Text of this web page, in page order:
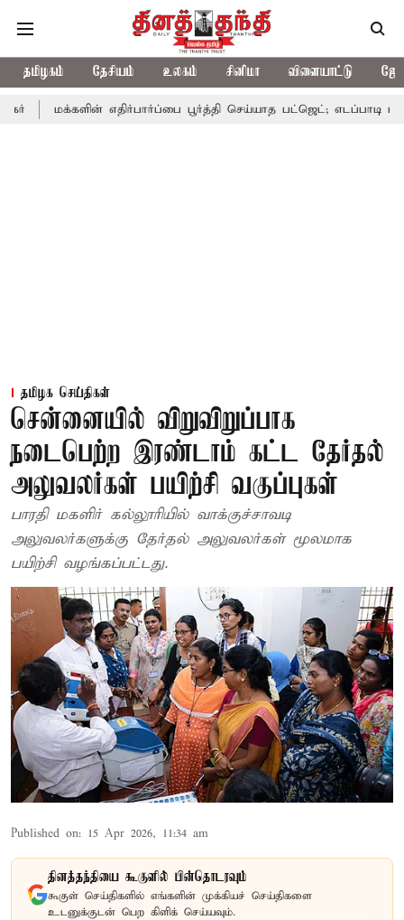
தமிழகம் தேசியம் உலகம் சினிமா விளையாட்டு
எதிர்பார்ப்பை பூர்த்தி செய்யாத பட்ஜெட்; எடப்பாடி பழனிசாமி
தமிழக செய்திகள்
சென்னையில் விறுவிறுப்பாக
நடைபெற்ற இரண்டாம் கட்ட தேர்தல்
அலுவலர்கள் பயிற்சி வகுப்புகள்
பாரதி மகளிர் கல்லூரியில் வாக்குச்சாவடி
அலுவலர்களுக்கு தேர்தல் அலுவலர்கள் மூலமாக
பயிற்சி வழங்கப்பட்டது.
Published on: 15 Apr 2026, 11:34 am
தினத்தந்தியை கூகுளில் பின்தொடரவும்
கூகுள் செய்திகளில் எங்களின் முக்கியச் செய்திகளை
உடனுக்குடன் பெற கிளிக் செய்யவும்.